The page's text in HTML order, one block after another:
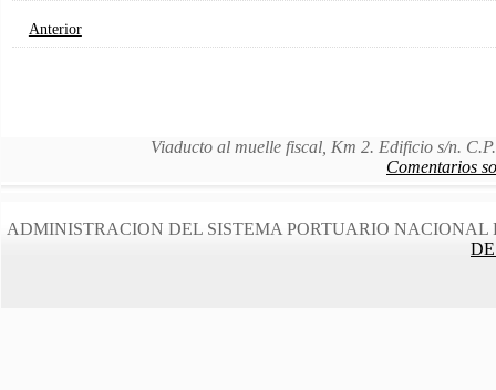
Anterior
Viaducto al muelle fiscal, Km 2. Edificio s/n.
Comentarios
ADMINISTRACION DEL SISTEMA PORTUARIO NACIONAL